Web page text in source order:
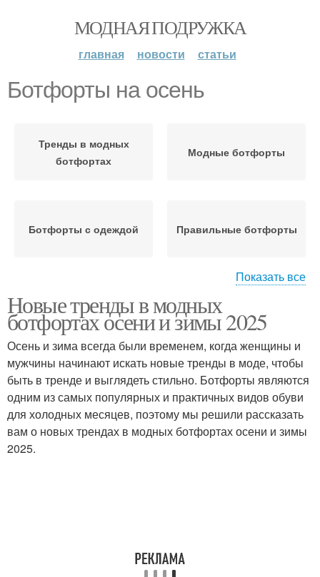
МОДНАЯ ПОДРУЖКА
главная новости статьи
Ботфорты на осень
Тренды в модных
ботфортах
Модные ботфорты
Ботфорты с одеждой Правильные ботфорты
Ботфорты для зимы
Показать все
Новые тренды в модных
ботфортах осени и зимы 2025
Осень и зима всегда были временем, когда женщины и
мужчины начинают искать новые тренды в моде, чтобы
быть в тренде и выглядеть стильно. Ботфорты являются
одним из самых популярных и практичных видов обуви
для холодных месяцев, поэтому мы решили рассказать
вам о новых трендах в модных ботфортах осени и зимы
2025.